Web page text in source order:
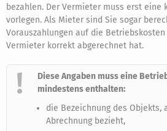
bezahlen. Der Vermieter muss erst eine
vorlegen. Als Mieter sind Sie sogar
Vorauszahlungen auf die
Vermieter korrekt abgerechnet hat.
Diese Angaben muss eine
mindestens enthalten:
die Bezeichnung des Objekts,
Abrechnung bezieht,